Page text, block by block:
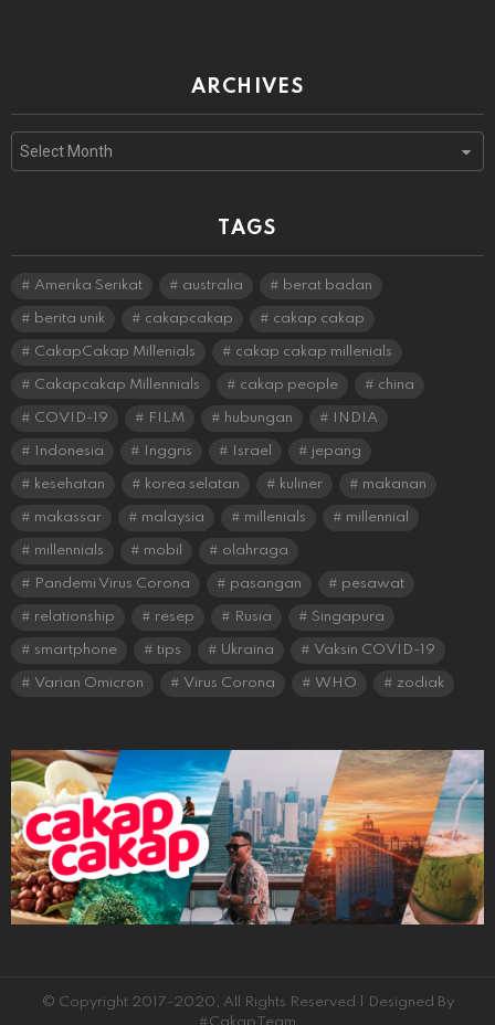
ARCHIVES
Archives
TAGS
Amerika Serikat australia berat badan
berita unik cakapcakap cakap cakap
CakapCakap Millenials cakap cakap millenials
Cakapcakap Millennials cakap people china
COVID-19 FILM hubungan INDIA
Indonesia Inggris Israel jepang
kesehatan korea selatan kuliner makanan
makassar malaysia millenials millennial
millennials mobil olahraga
Pandemi Virus Corona pasangan pesawat
relationship resep Rusia Singapura
smartphone tips Ukraina Vaksin COVID-19
Varian Omicron Virus Corona WHO zodiak
© Copyright 2017-2020, All Rights Reserved | Designed By